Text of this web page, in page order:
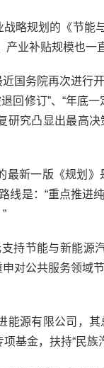
规划的《节能
业补贴规模也一
务院再次进行开
回修订”、“年底
究凸显出最高
新一版《规划》
线是：“重点推
节能与新能源
对公共服务领域
源有限公司，其
基金，扶持“民族